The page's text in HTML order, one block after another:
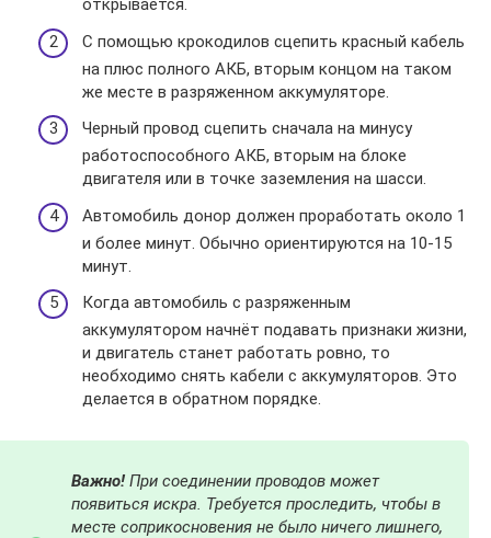
открывается.
С помощью крокодилов сцепить красный кабель
на плюс полного АКБ, вторым концом на таком
же месте в разряженном аккумуляторе.
Черный провод сцепить сначала на минусу
работоспособного АКБ, вторым на блоке
двигателя или в точке заземления на шасси.
Автомобиль донор должен проработать около 1
и более минут. Обычно ориентируются на 10-15
минут.
Когда автомобиль с разряженным
аккумулятором начнёт подавать признаки жизни,
и двигатель станет работать ровно, то
необходимо снять кабели с аккумуляторов. Это
делается в обратном порядке.
Важно! При соединении проводов может
появиться искра. Требуется проследить, чтобы в
месте соприкосновения не было ничего лишнего,